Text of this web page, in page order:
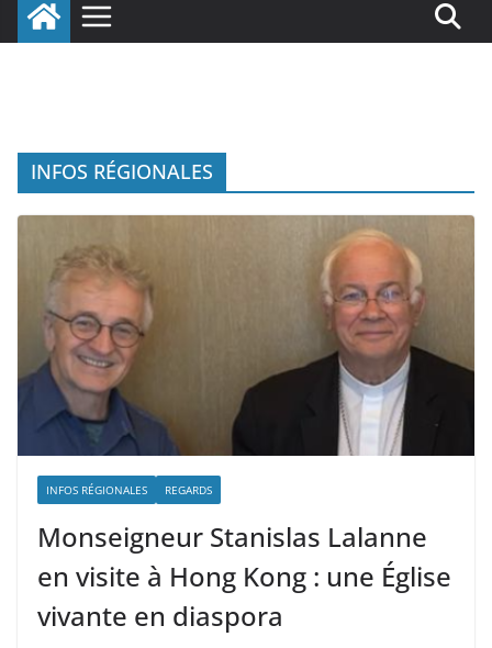
INFOS RÉGIONALES
INFOS RÉGIONALES REGARDS
Monseigneur Stanislas Lalanne
en visite à Hong Kong : une Église
vivante en diaspora